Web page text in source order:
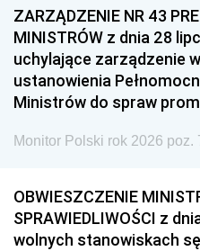
ZARZĄDZENIE NR 43
MINISTRÓW z dnia 28
uchylające zarządzenie
ustanowienia
Ministrów do spraw
Monitor Polski rok 2026 poz.
OBWIESZCZENIE
SPRAWIEDLIWOŚCI z
wolnych stanowiskach